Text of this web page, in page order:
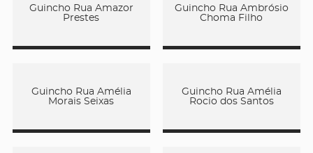
Guincho Rua Amazor
Prestes
Guincho Rua Ambrósio
Choma Filho
Guincho Rua Amélia
Morais Seixas
Guincho Rua Amélia
Rocio dos Santos